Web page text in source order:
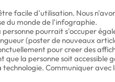
facile d'utilisation. Nous
du monde de l'infographie.
personne pourrait s'occuper
(poster de nouveaux
pour creer des
que la personne soit accessible
technologie. Communiquer